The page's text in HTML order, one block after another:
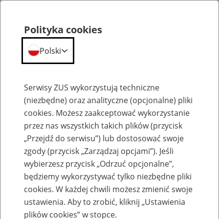
Emerytury
Baza zlikwidowanych lub
przekształconych zakładów pracy
Polityka cookies
Polski
Serwisy ZUS wykorzystują techniczne
(niezbędne) oraz analityczne (opcjonalne) pliki
cookies. Możesz zaakceptować wykorzystanie
przez nas wszystkich takich plików (przycisk
„Przejdź do serwisu”) lub dostosować swoje
zgody (przycisk „Zarządzaj opcjami”). Jeśli
wybierzesz przycisk „Odrzuć opcjonalne”,
będziemy wykorzystywać tylko niezbędne pliki
cookies. W każdej chwili możesz zmienić swoje
ustawienia. Aby to zrobić, kliknij „Ustawienia
plików cookies” w stopce.